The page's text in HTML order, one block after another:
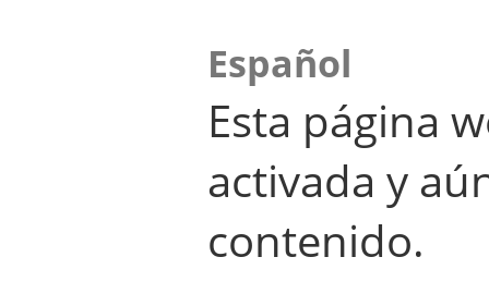
Español
Esta página
activada y
contenido.